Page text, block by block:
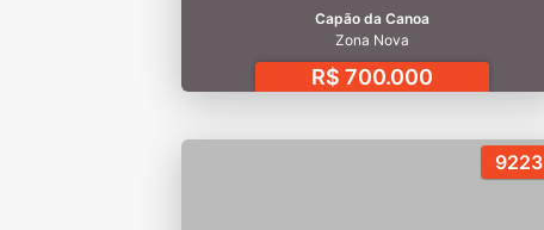
Capão da Canoa
Zona Nova
R$ 700.000
9223